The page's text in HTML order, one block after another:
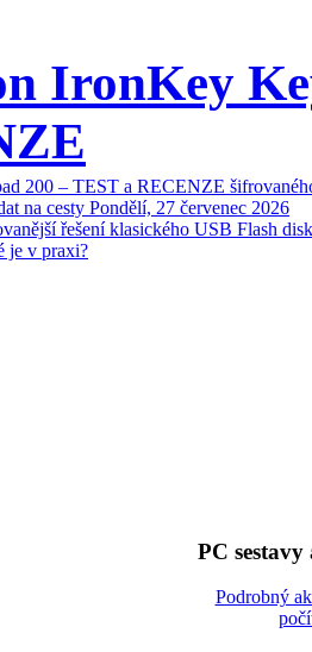
IronKey
200 – TEST a RECENZE
na cesty Pondělí, 27 červenec 2026
řešení klasického USB Flash
je v praxi?
PC
Podrobný